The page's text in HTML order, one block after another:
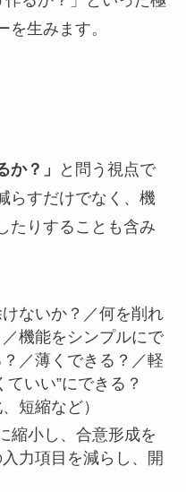
生みます。
か？」
と問う視点で
らすだけでなく、機
たりすることも含み
けないか？／何を削れ
機能をシンプルにで
／薄くできる？／軽
いい”にできる？
短縮など）
縮小し、合意形成を
力項目を減らし、開